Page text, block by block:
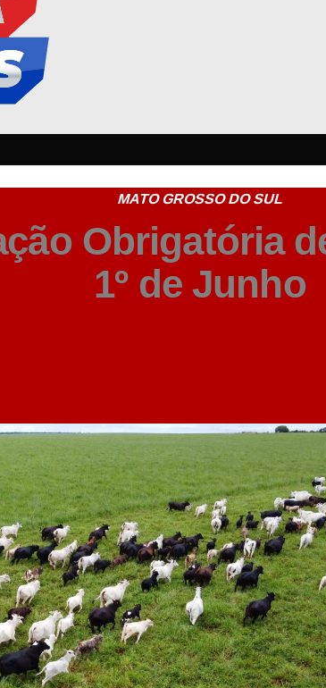
MATO GROSSO DO SUL
Obrigatória
1º de Junho